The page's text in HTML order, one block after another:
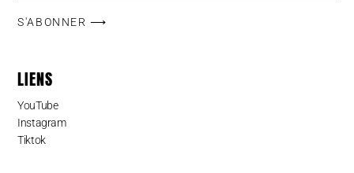
S'ABONNER ⟶
LIENS
YouTube
Instagram
Tiktok